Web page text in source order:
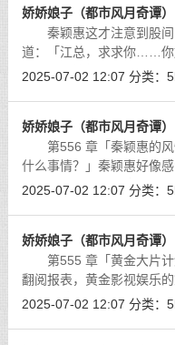
娇娇娘子（都市风月奇谭
秦颖惠这才注意到股间
道：「江总，求求你……
婚。」回答得不是任何话
2025-07-02 12:07 分类：
娇娇娘子（都市风月奇谭
第556 章「秦颖惠的
什么事情？」秦颖惠好像
头问道。对于江绍唐，她
2025-07-02 12:07 分类：
娇娇娘子（都市风月奇谭
第555 章「黄金大片
翻阅报表，黄金影视娱乐
了一份黄金娱乐今年发展
2025-07-02 12:07 分类：